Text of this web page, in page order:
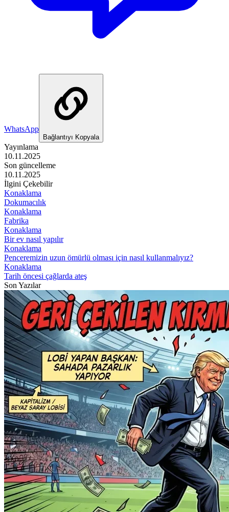
WhatsApp
Bağlantıyı Kopyala
Yayınlama
10.11.2025
Son güncelleme
10.11.2025
İlgini Çekebilir
Konaklama
Dokumacılık
Konaklama
Fabrika
Konaklama
Bir ev nasıl yapılır
Konaklama
Penceremizin uzun ömürlü olması için nasıl kullanmalıyız?
Konaklama
Tarih öncesi çağlarda ateş
Son Yazılar